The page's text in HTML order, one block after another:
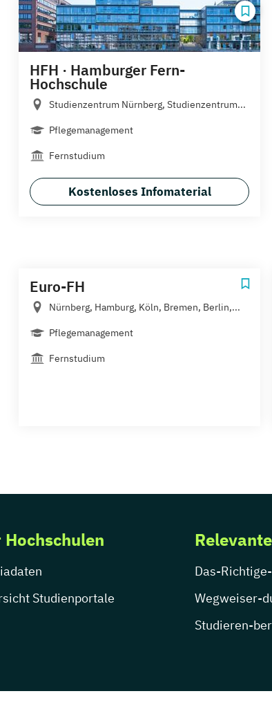
HFH · Hamburger Fern-
Hochschule
Studienzentrum Nürnberg, Studienzentrum...
Pflegemanagement
Fernstudium
Kostenloses Infomaterial
Euro-FH
Nürnberg, Hamburg, Köln, Bremen, Berlin,...
Pflegemanagement
Fernstudium
Hochschulen
Studienportale
Das-
Wegweiser-
Studieren-